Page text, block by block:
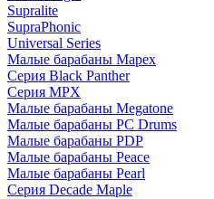
Supralite
SupraPhonic
Universal Series
Малые барабаны Mapex
Серия Black Panther
Серия MPX
Малые барабаны Megatone
Малые барабаны PC Drums
Малые барабаны PDP
Малые барабаны Peace
Малые барабаны Pearl
Серия Decade Maple